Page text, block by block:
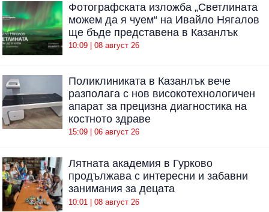
Фотографската изложба „Светлината
можем да я чуем“ на Ивайло Нягалов
ще бъде представена в Казанлък
10:09 | 08 август 26
Поликлиниката в Казанлък вече
разполага с нов високотехнологичен
апарат за прецизна диагностика на
костното здраве
15:09 | 06 август 26
Лятната академия в Гурково
продължава с интересни и забавни
занимания за децата
10:01 | 08 август 26